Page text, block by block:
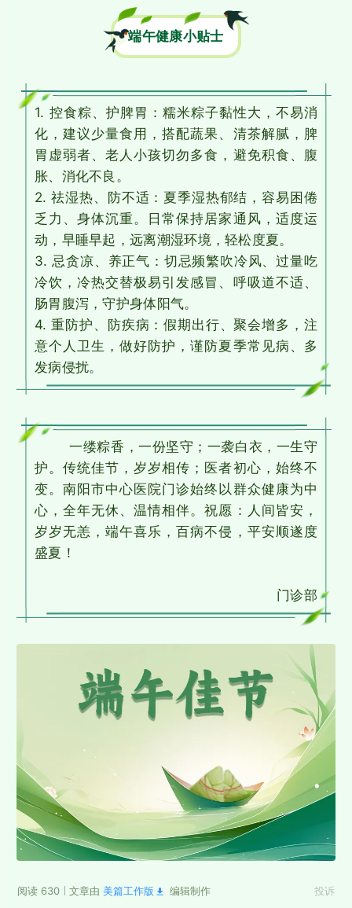
端午健康小贴士
1. 控食粽、护脾胃：糯米粽子黏性大，不易消
化，建议少量食用，搭配蔬果、清茶解腻，脾
胃虚弱者、老人小孩切勿多食，避免积食、腹
胀、消化不良。
​2. 祛湿热、防不适：夏季湿热郁结，容易困倦
乏力、身体沉重。日常保持居家通风，适度运
动，早睡早起，远离潮湿环境，轻松度夏。
​3. 忌贪凉、养正气：切忌频繁吹冷风、过量吃
冷饮，冷热交替极易引发感冒、呼吸道不适、
肠胃腹泻，守护身体阳气。
​4. 重防护、防疾病：假期出行、聚会增多，注
意个人卫生，做好防护，谨防夏季常见病、多
发病侵扰。
一缕粽香，一份坚守；一袭白衣，一生守
护。传统佳节，岁岁相传；医者初心，始终不
变。南阳市中心医院门诊始终以群众健康为中
心，全年无休、温情相伴。祝愿：人间皆安，
岁岁无恙，端午喜乐，百病不侵，平安顺遂度
盛夏！
门诊部
阅读 630 文章由 美篇工作版 编辑制作 投诉